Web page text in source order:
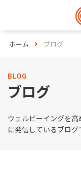
ホーム ブログ
BLOG
ブログ
ウェルビーイングを
に発信しているブログ